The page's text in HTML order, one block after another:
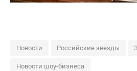
Новости Российские звезды
Новости шоу-бизнеса